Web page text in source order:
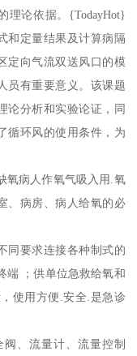
理论依据。{TodayHot}
和定量结果及计算病隔
定向气流双送风口的模
员有重要意义。该课题
论分析和实验论证，同
循环风的使用条件，为
氧病人作氧气吸入用.氧
、病房、病人给氧的必
同要求连接各种制式的
端 ；供单位急救给氧和
使用方便.安全.是急诊
、流量计、流量控制